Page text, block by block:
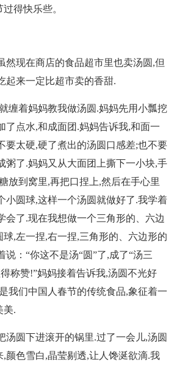
得快乐些。
然现在商店的食品超市里也卖汤圆,但
起来一定比超市卖的香甜.
缠着妈妈教我做汤圆.妈妈先用小瓢挖
了点水,和成面团.妈妈告诉我,和面一
要太硬,硬了煮出的汤圆口感差;也不要
粥了.妈妈又从大面团上撕下一小块,手
放到窝里,再把口捏上,然后在手心里
小圆球,这样一个汤圆就做好了.我学着
会了.现在我想做一个三角形的、六边
,左一捏,右一捏,三角形的、六边形的
说：“你这不是汤“圆”了,成了“汤三
称赞!”妈妈接着告诉我,汤圆不光好
我们中国人春节的传统食品,象征着一
美.
汤圆下进滚开的锅里.过了一会儿,汤圆
颜色雪白,晶莹剔透,让人馋涎欲滴.我